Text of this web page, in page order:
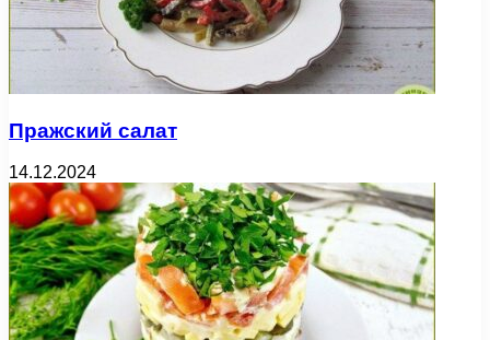
Пражский салат
14.12.2024